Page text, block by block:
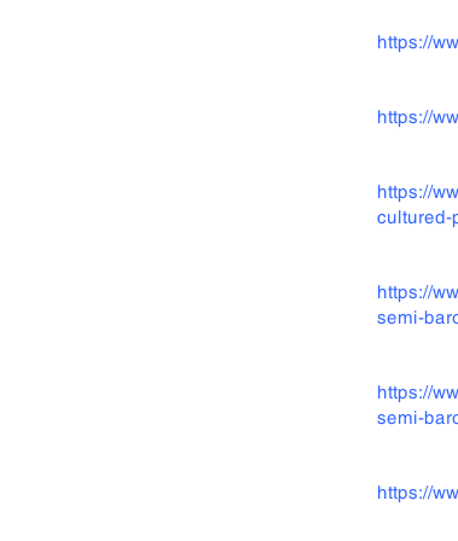
https://
https://
https://
cultured-
https://
semi-
https://
semi-
https://